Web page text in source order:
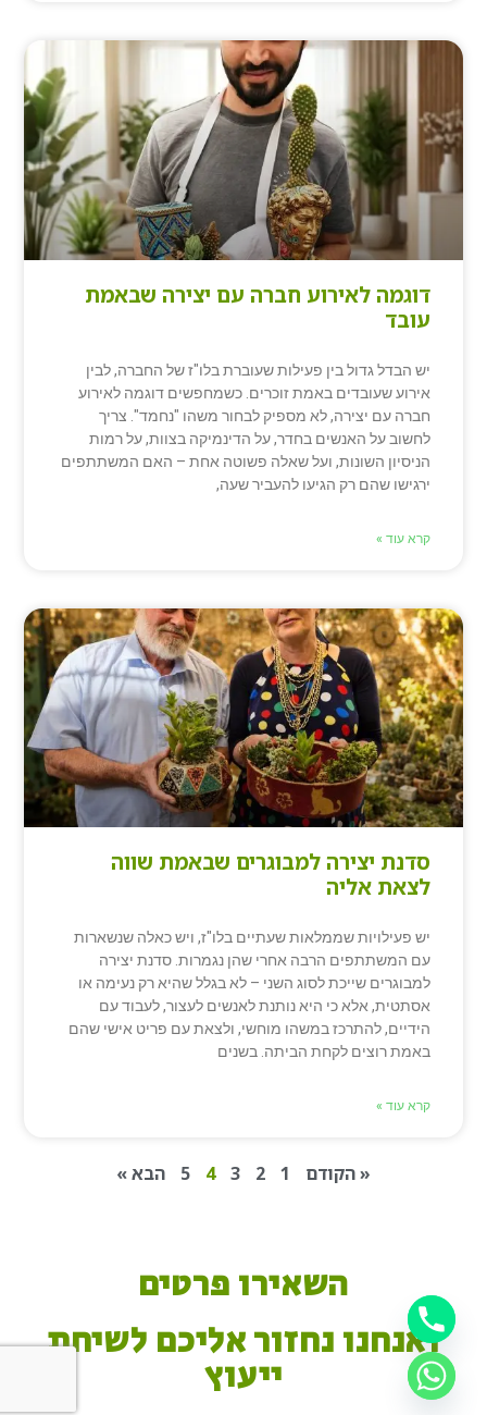
דוגמה לאירוע חברה עם יצירה שבאמת
עובד
יש הבדל גדול בין פעילות שעוברת בלו"ז של החברה, לבין
אירוע שעובדים באמת זוכרים. כשמחפשים דוגמה לאירוע
חברה עם יצירה, לא מספיק לבחור משהו "נחמד". צריך
לחשוב על האנשים בחדר, על הדינמיקה בצוות, על רמות
הניסיון השונות, ועל שאלה פשוטה אחת – האם המשתתפים
ירגישו שהם רק הגיעו להעביר שעה,
קרא עוד »
סדנת יצירה למבוגרים שבאמת שווה
לצאת אליה
יש פעילויות שממלאות שעתיים בלו"ז, ויש כאלה שנשארות
עם המשתתפים הרבה אחרי שהן נגמרות. סדנת יצירה
למבוגרים שייכת לסוג השני – לא בגלל שהיא רק נעימה או
אסתטית, אלא כי היא נותנת לאנשים לעצור, לעבוד עם
הידיים, להתרכז במשהו מוחשי, ולצאת עם פריט אישי שהם
באמת רוצים לקחת הביתה. בשנים
קרא עוד »
« הקודם 1
2
3
4
5 הבא »
השאירו פרטים
ואנחנו נחזור אליכם לשיחת
ייעוץ